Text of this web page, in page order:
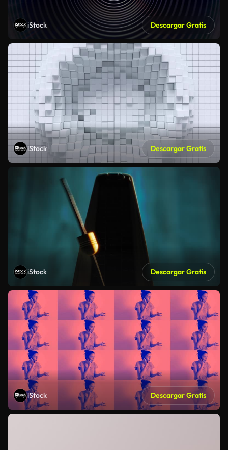
iStock Descargar Gratis
iStock Descargar Gratis
iStock Descargar Gratis
iStock Descargar Gratis